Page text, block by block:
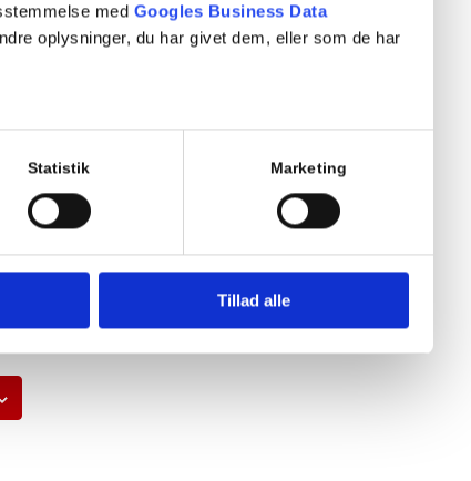
med Googles Business Data
oplysninger, du har givet dem, eller som de har
Statistik Marketing
Tillad alle
art